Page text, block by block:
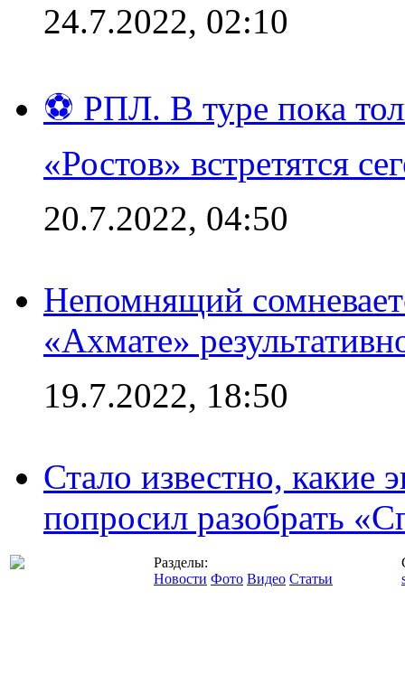
24.7.2022, 02:10
⚽ РПЛ. В туре пока
«Ростов» встретятся
20.7.2022, 04:50
Непомнящий
«Ахмате»
19.7.2022, 18:50
Стало известно, какие
попросил разобрать
Разделы:
Новости Фото Видео Статьи